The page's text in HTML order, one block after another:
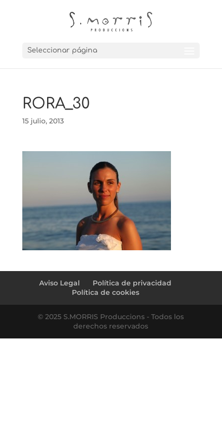
Seleccionar página
RORA_30
15 julio, 2013
Aviso Legal
Política de privacidad
Política de cookies
© 2025 S.MORRIS Produccions - Todos los
derechos reservados